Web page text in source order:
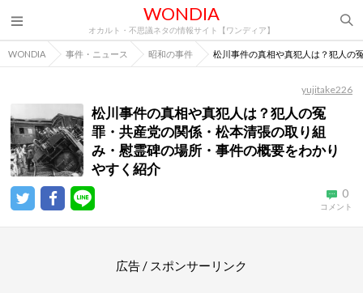
WONDIA
オカルト・不思議ネタの情報サイト【ワンディア】
WONDIA 事件・ニュース 昭和の事件 松川事件の真相や真犯人は？犯人の
yujitake226
松川事件の真相や真犯人は？犯人の冤
罪・共産党の関係・松本清張の取り組
み・慰霊碑の場所・事件の概要をわかり
やすく紹介
0
コメント
広告 / スポンサーリンク